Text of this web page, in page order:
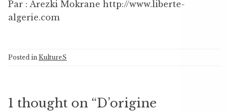
Par : Arezki Mokrane http://www.liberte-
algerie.com
Posted in KultureS
1 thought on “D’origine